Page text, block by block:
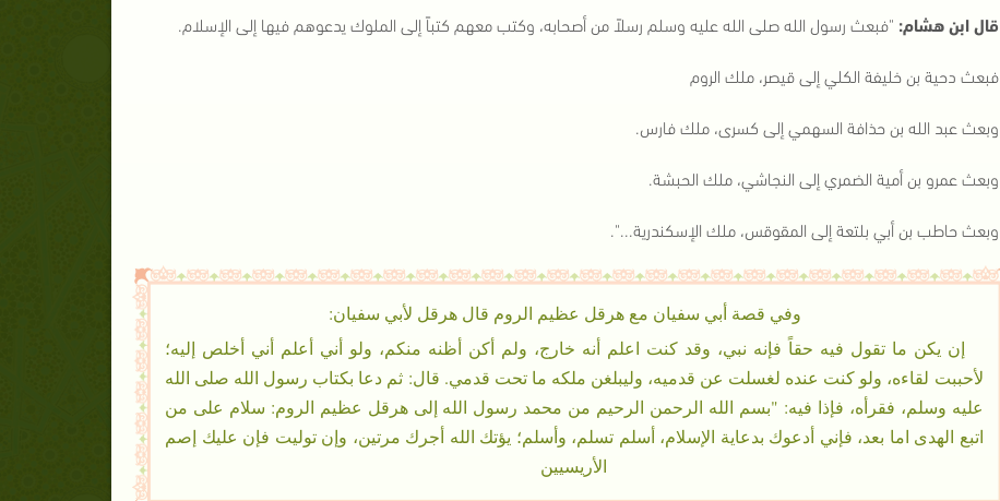
قال ابن هشام: "فبعث رسول الله صلى الله عليه وسلم رسلاً من أصحابه، وكتب معهم كتباً إلى الملوك يدعوهم فيها إلى الإسلام.
فبعث دحية بن خليفة الكلي إلى قيصر، ملك الروم
وبعث عبد الله بن حذافة السهمي إلى كسرى، ملك فارس.
وبعث عمرو بن أمية الضمري إلى النجاشي، ملك الحبشة.
وبعث حاطب بن أبي بلتعة إلى المقوقس، ملك الإسكندرية...".
وفي قصة أبي سفيان مع هرقل عظيم الروم قال هرقل لأبي سفيان:
إن يكن ما تقول فيه حقاً فإنه نبي، وقد كنت اعلم أنه خارج، ولم أكن أظنه منكم، ولو أني أعلم أني أخلص إليه؛
لأحببت لقاءه، ولو كنت عنده لغسلت عن قدميه، وليبلغن ملكه ما تحت قدمي. قال: ثم دعا بكتاب رسول الله صلى الله
عليه وسلم، فقرأه، فإذا فيه: "بسم الله الرحمن الرحيم من محمد رسول الله إلى هرقل عظيم الروم: سلام على من
اتبع الهدى اما بعد، فإني أدعوك بدعاية الإسلام، أسلم تسلم، وأسلم؛ يؤتك الله أجرك مرتين، وإن توليت فإن عليك إصم
الأريسيين